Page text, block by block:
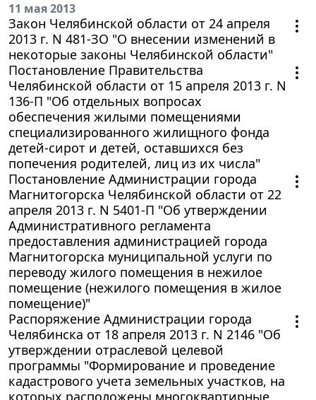
11 мая 2013
Закон Челябинской области от 24 апреля
2013 г. N 481-ЗО "О внесении изменений в
некоторые законы Челябинской области"
Постановление Правительства
Челябинской области от 15 апреля 2013 г. N
136-П "Об отдельных вопросах
обеспечения жилыми помещениями
специализированного жилищного фонда
детей-сирот и детей, оставшихся без
попечения родителей, лиц из их числа"
Постановление Администрации города
Магнитогорска Челябинской области от 22
апреля 2013 г. N 5401-П "Об утверждении
Административного регламента
предоставления администрацией города
Магнитогорска муниципальной услуги по
переводу жилого помещения в нежилое
помещение (нежилого помещения в жилое
помещение)"
Распоряжение Администрации города
Челябинска от 18 апреля 2013 г. N 2146 "Об
утверждении отраслевой целевой
программы "Формирование и проведение
кадастрового учета земельных участков, на
которых расположены многоквартирные